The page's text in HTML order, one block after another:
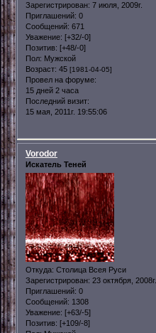
Зарегистрирован: 7 июля, 2009г.
Приглашений: 0
Сообщений: 671
Уважение: [+32/-0]
Позитив: [+48/-0]
Пол: Мужской
Возраст: 45 [1981-04-05]
Провел на форуме:
15 дней 2 часа
Последний визит:
15 мая, 2011г. 19:55:06
Vorodor
Искатель Теней
Откуда: Столица Всея Руси
Зарегистрирован: 23 октября, 2008г.
Приглашений: 0
Сообщений: 1308
Уважение: [+63/-5]
Позитив: [+109/-8]